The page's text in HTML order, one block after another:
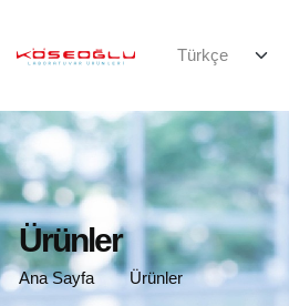
Ürünler
Ana Sayfa Ürünler